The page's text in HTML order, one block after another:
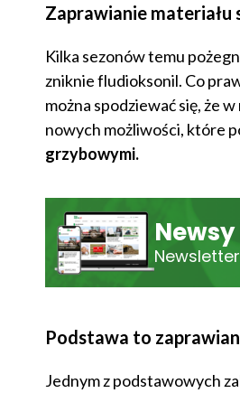
Zaprawianie materiału
Kilka sezonów temu
zniknie fludioksonil. Co
można spodziewać się, że
nowych możliwości, które
grzybowymi.
Podstawa to
Jednym z podstawowych